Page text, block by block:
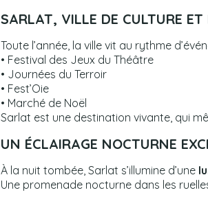
SARLAT, VILLE DE CULTURE ET
Toute l’année, la ville vit au rythme
• Festival des Jeux du Théâtre
• Journées du Terroir
• Fest’Oie
• Marché de Noël
Sarlat est une destination vivante, qui
UN ÉCLAIRAGE NOCTURNE
À la nuit tombée, Sarlat s’illumine d’une
Une promenade nocturne dans les